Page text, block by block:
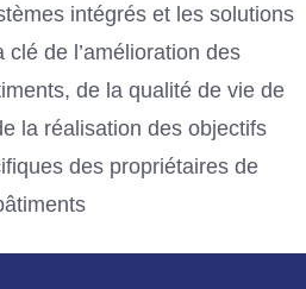
intégrés et les solutions
de l’amélioration des
de la qualité de vie de
la réalisation des objectifs
des propriétaires de